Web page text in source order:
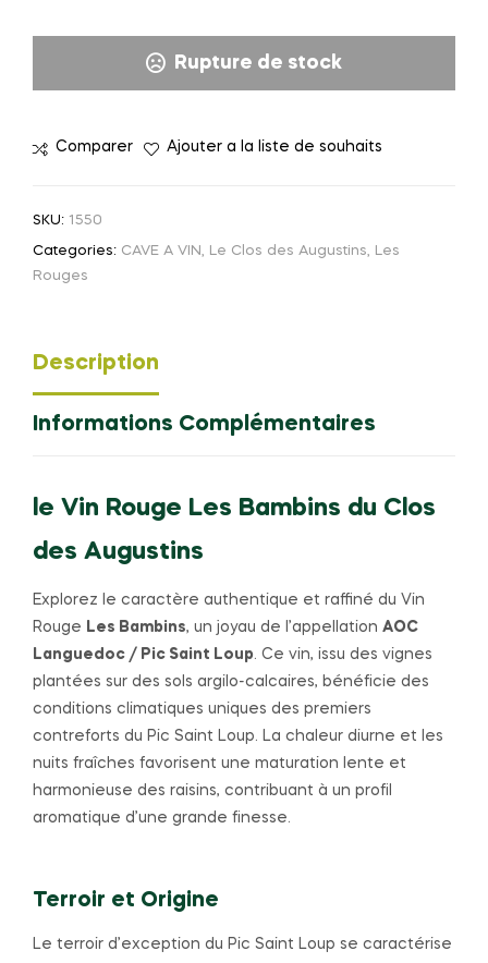
Rupture de stock
Comparer Ajouter a la liste de souhaits
SKU: 1550
Categories: CAVE A VIN, Le Clos des Augustins, Les
Rouges
Description
Informations Complémentaires
le Vin Rouge Les Bambins du Clos
des Augustins
Explorez le caractère authentique et raffiné du Vin
Rouge Les Bambins, un joyau de l’appellation AOC
Languedoc / Pic Saint Loup. Ce vin, issu des vignes
plantées sur des sols argilo-calcaires, bénéficie des
conditions climatiques uniques des premiers
contreforts du Pic Saint Loup. La chaleur diurne et les
nuits fraîches favorisent une maturation lente et
harmonieuse des raisins, contribuant à un profil
aromatique d’une grande finesse.
Terroir et Origine
Le terroir d’exception du Pic Saint Loup se caractérise